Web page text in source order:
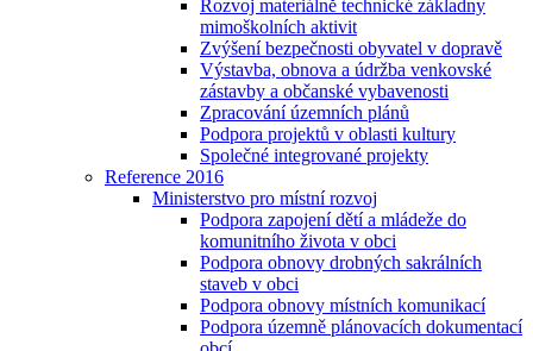
Rozvoj materiálně technické základny
mimoškolních aktivit
Zvýšení bezpečnosti obyvatel v dopravě
Výstavba, obnova a údržba venkovské
zástavby a občanské vybavenosti
Zpracování územních plánů
Podpora projektů v oblasti kultury
Společné integrované projekty
Reference 2016
Ministerstvo pro místní rozvoj
Podpora zapojení dětí a mládeže do
komunitního života v obci
Podpora obnovy drobných sakrálních
staveb v obci
Podpora obnovy místních komunikací
Podpora územně plánovacích dokumentací